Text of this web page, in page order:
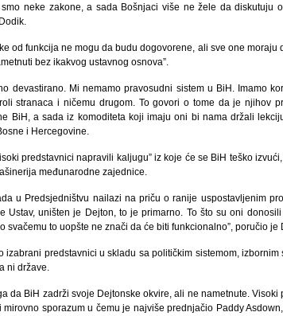
neke zakone, a sada Bošnjaci više ne žele da diskutuju
od funkcija ne mogu da budu dogovorene, ali sve one moraju
bez ikakvog ustavnog osnova”.
devastirano. Mi nemamo pravosudni sistem u BiH. Imamo
stranaca i ničemu drugom. To govori o tome da je njihov
BiH, a sada iz komoditeta koji imaju oni bi nama držali
i Hercegovine.
predstavnici napravili kaljugu” iz koje će se BiH teško
međunarodne zajednice.
u Predsjedništvu nailazi na priču o ranije uspostavljenim
Ustav, uništen je Dejton, to je primarno. To što su oni
svačemu to uopšte ne znači da će biti funkcionalno”, poručio je
izabrani predstavnici u skladu sa političkim sistemom,
ni države.
da BiH zadrži svoje Dejtonske okvire, ali ne nametnute.
mirovno sporazum u čemu je najviše prednjačio Paddy